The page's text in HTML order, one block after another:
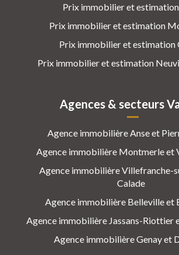
Prix immobilier et
Prix immobilier et estimation
Prix immobilier et estimation
Prix immobilier et estimation
Agences & secteurs
Agence immobilière Anse et
Agence immobilière Montmerle et
Agence immobilière Villefranche-
Calade
Agence immobilière Belleville et
Agence immobilière Jassans-Riottier
Agence immobilière Genay et